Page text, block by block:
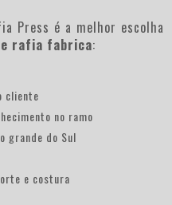
Press é a melhor escolha
rafia fabrica:
cliente
no ramo
grande do Sul
e costura